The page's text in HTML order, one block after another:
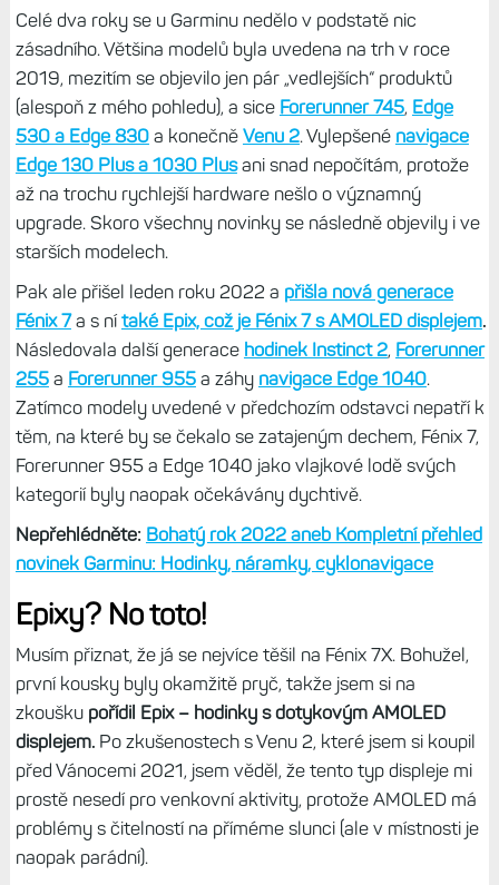
Celé dva roky se u Garminu nedělo v podstatě nic
zásadního. Většina modelů byla uvedena na trh v roce
2019, mezitím se objevilo jen pár „vedlejších“ produktů
(alespoň z mého pohledu), a sice Forerunner 745, Edge
530 a Edge 830a konečně Venu 2. Vylepšené navigace
Edge 130 Plus a 1030 Plusani snad nepočítám, protože
až na trochu rychlejší hardware nešlo o významný
upgrade. Skoro všechny novinky se následně objevily i ve
starších modelech.
Pak ale přišel leden roku 2022 a přišla nová generace
Fénix 7a s ní také Epix, což je Fénix 7 s AMOLED displejem.
Následovala další generace hodinek Instinct 2, Forerunner
255a Forerunner 955a záhy navigace Edge 1040.
Zatímco modely uvedené v předchozím odstavci nepatří k
těm, na které by se čekalo se zatajeným dechem, Fénix 7,
Forerunner 955 a Edge 1040 jako vlajkové lodě svých
kategorií byly naopak očekávány dychtivě.
Nepřehlédněte: Bohatý rok 2022 aneb Kompletní přehled
novinek Garminu: Hodinky, náramky, cyklonavigace
Epixy? No toto!
Musím přiznat, že já se nejvíce těšil na Fénix 7X. Bohužel,
první kousky byly okamžitě pryč, takže jsem si na
zkoušku pořídil Epix – hodinky s dotykovým AMOLED
displejem.Po zkušenostech s Venu 2, které jsem si koupil
před Vánocemi 2021, jsem věděl, že tento typ displeje mi
prostě nesedí pro venkovní aktivity, protože AMOLED má
problémy s čitelností na příméme slunci (ale v místnosti je
naopak parádní).